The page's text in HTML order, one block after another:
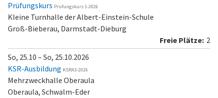
Prüfungskurs Prüfungskurs 1-2026
Kleine Turnhalle der Albert-Einstein-Schule
Groß-Bieberau, Darmstadt-Dieburg
2
So, 25.10 – So, 25.10.2026
KSR-Ausbildung KSRA3-2026
Mehrzweckhalle Oberaula
Oberaula, Schwalm-Eder